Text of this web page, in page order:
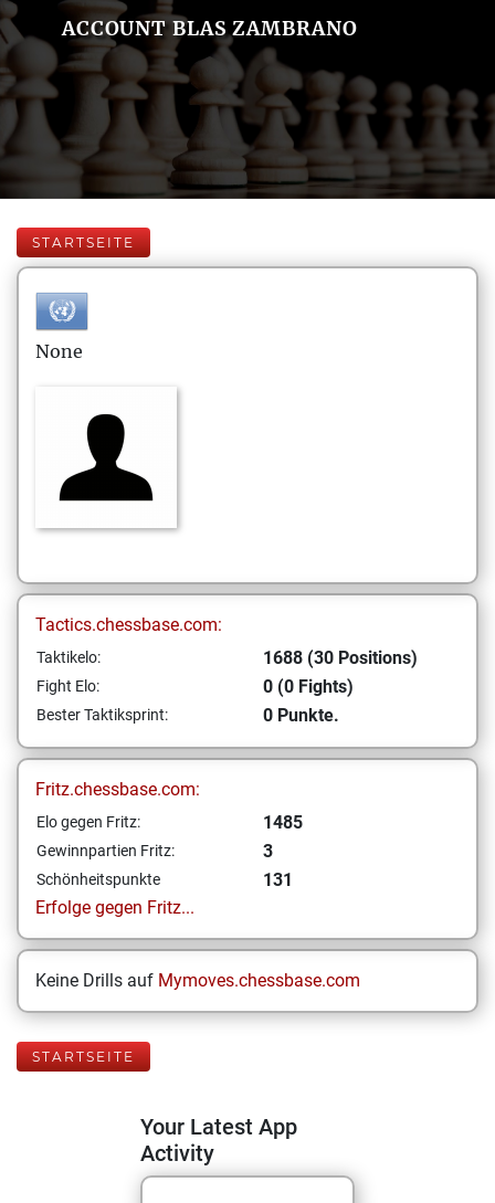
ACCOUNT BLAS ZAMBRANO
STARTSEITE
None
Tactics.chessbase.com:
Taktikelo: 1688 (30 Positions)
Fight Elo: 0 (0 Fights)
Bester Taktiksprint: 0 Punkte.
Fritz.chessbase.com:
Elo gegen Fritz: 1485
Gewinnpartien Fritz: 3
Schönheitspunkte
131
Erfolge gegen Fritz...
Keine Drills auf Mymoves.chessbase.com
STARTSEITE
Your Latest App
Activity